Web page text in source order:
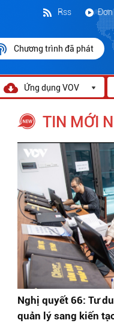
Đơn
Rss
Chương trình đã phát
Ứng dụng VOV
TIN MỚI
Nghị quyết 66: Tư
quản lý sang kiến